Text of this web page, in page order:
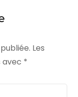
Les
avec *